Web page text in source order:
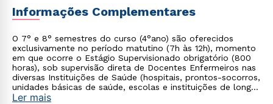
Informações Complementares
O 7° e 8° semestres do curso (4°ano) são oferecidos
exclusivamente no período matutino (7h às 12h), momento
em que ocorre o Estágio Supervisionado obrigatório (800
horas), sob supervisão direta de Docentes Enfermeiros nas
diversas Instituições de Saúde (hospitais, prontos-socorros,
unidades básicas de saúde, escolas e instituições de longa
permanência de idosos). Esporadicamente acontecerão
Ler mais